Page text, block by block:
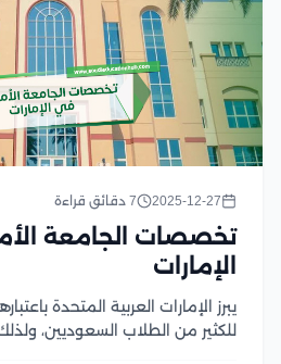
2025-12-27 7 دقائق قراءة
تخصصات الجامعة
الإمارات
يبرز الإمارات العربية المتحدة
للكثير من الطلاب السعوديين،